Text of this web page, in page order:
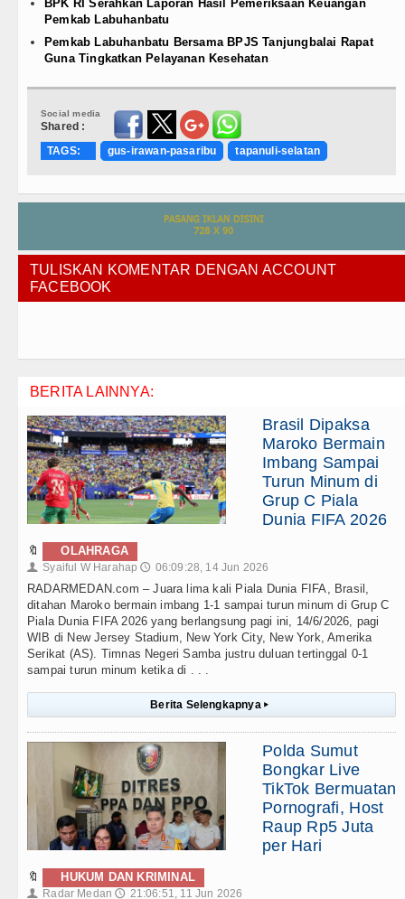
BPK RI Serahkan Laporan Hasil Pemeriksaan Keuangan
Pemkab Labuhanbatu
Pemkab Labuhanbatu Bersama BPJS Tanjungbalai Rapat
Guna Tingkatkan Pelayanan Kesehatan
Social media
Shared :
TAGS:
gus-irawan-pasaribu tapanuli-selatan
TULISKAN KOMENTAR DENGAN ACCOUNT
FACEBOOK
BERITA LAINNYA:
Brasil Dipaksa
Maroko Bermain
Imbang Sampai
Turun Minum di
Grup C Piala
Dunia FIFA 2026
🔖 OLAHRAGA
👤 Syaiful W Harahap 🕔 06:09:28, 14 Jun 2026
RADARMEDAN.com – Juara lima kali Piala Dunia FIFA, Brasil,
ditahan Maroko bermain imbang 1-1 sampai turun minum di Grup C
Piala Dunia FIFA 2026 yang berlangsung pagi ini, 14/6/2026, pagi
WIB di New Jersey Stadium, New York City, New York, Amerika
Serikat (AS). Timnas Negeri Samba justru duluan tertinggal 0-1
sampai turun minum ketika di . . .
Berita Selengkapnya ▸
Polda Sumut
Bongkar Live
TikTok Bermuatan
Pornografi, Host
Raup Rp5 Juta
per Hari
🔖 HUKUM DAN KRIMINAL
👤 Radar Medan 🕔 21:06:51, 11 Jun 2026